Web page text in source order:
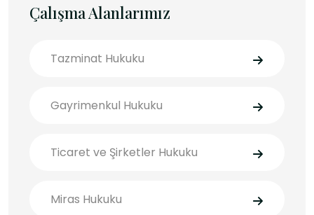
Çalışma Alanlarımız
Tazminat Hukuku
Gayrimenkul Hukuku
Ticaret ve Şirketler Hukuku
Miras Hukuku